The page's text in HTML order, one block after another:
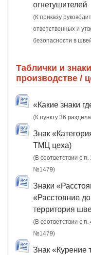
огнетушителей
(К приказу
ответственных и
безопасности в
Таблички и
производстве /
«Какие знаки
(К пункту 36
Знак
ТМЦ цеха)
(В соответствии с
№1479)
Знаки
«Расстояние
территория
(В соответствии с
№1479)
Знак «Курение